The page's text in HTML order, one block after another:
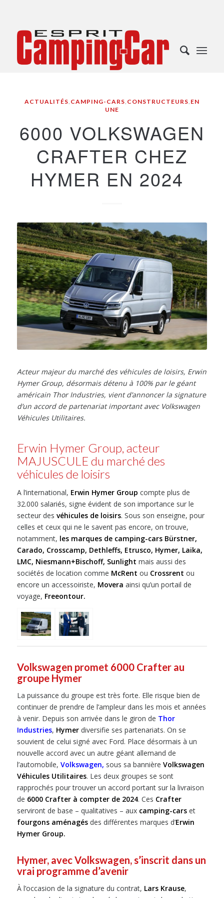
ACTUALITÉS, CAMPING-CARS, CONSTRUCTEURS, EN
UNE
6000 VOLKSWAGEN
CRAFTER CHEZ
HYMER EN 2024
Acteur majeur du marché des véhicules de loisirs, Erwin
Hymer Group, désormais détenu à 100% par le géant
américain Thor Industries, vient d’annoncer la signature
d’un accord de partenariat important avec Volkswagen
Véhicules Utilitaires.
Erwin Hymer Group, acteur
MAJUSCULE du marché des
véhicules de loisirs
A l’international, Erwin Hymer Group compte plus de
32.000 salariés, signe évident de son importance sur le
secteur des véhicules de loisirs. Sous son enseigne, pour
celles et ceux qui ne le savent pas encore, on trouve,
notamment, les marques de camping-cars Bürstner,
Carado, Crosscamp, Dethleffs, Etrusco, Hymer, Laika,
LMC, Niesmann+Bischoff, Sunlight mais aussi des
sociétés de location comme McRent ou Crossrent ou
encore un accessoiriste, Movera ainsi qu’un portail de
voyage, Freeontour.
Volkswagen promet 6000 Crafter au
groupe Hymer
La puissance du groupe est très forte. Elle risque bien de
continuer de prendre de l’ampleur dans les mois et années
à venir. Depuis son arrivée dans le giron de Thor
Industries, Hymerdiversifie ses partenariats. On se
souvient de celui signé avec Ford. Place désormais à un
nouvelle accord avec un autre géant allemand de
l’automobile, Volkswagen, sous sa bannière Volkswagen
Véhicules Utilitaires. Les deux groupes se sont
rapprochés pour trouver un accord portant sur la livraison
de 6000 Crafter à compter de 2024. Ces Crafter
serviront de base – qualitatives – aux camping-carset
fourgons aménagésdes différentes marques d’Erwin
Hymer Group.
Hymer, avec Volkswagen, s’inscrit dans un
vrai programme d’avenir
À l’occasion de la signature du contrat, Lars Krause,